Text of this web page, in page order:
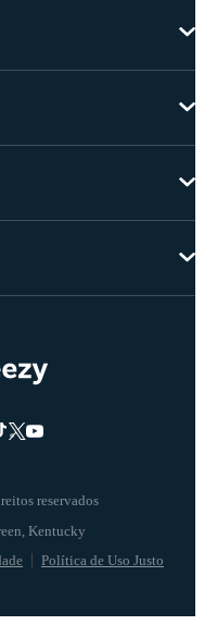
reservados
Política de Uso Justo